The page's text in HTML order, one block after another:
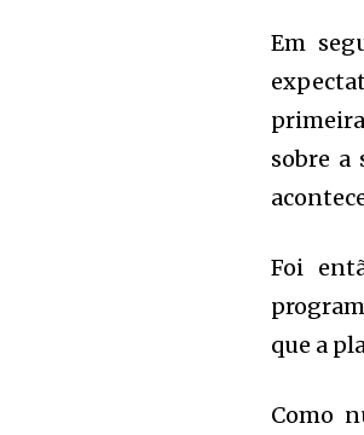
Em
sobre a
Foi
que a
Como